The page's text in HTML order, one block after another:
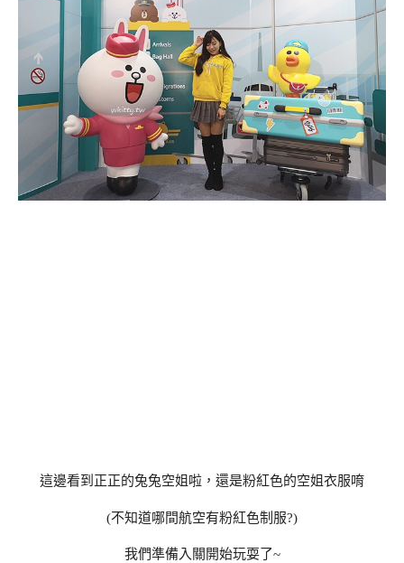
這邊看到正正的兔兔空姐啦，還是粉紅色的空姐衣服唷
(不知道哪間航空有粉紅色制服?)
我們準備入關開始玩耍了~